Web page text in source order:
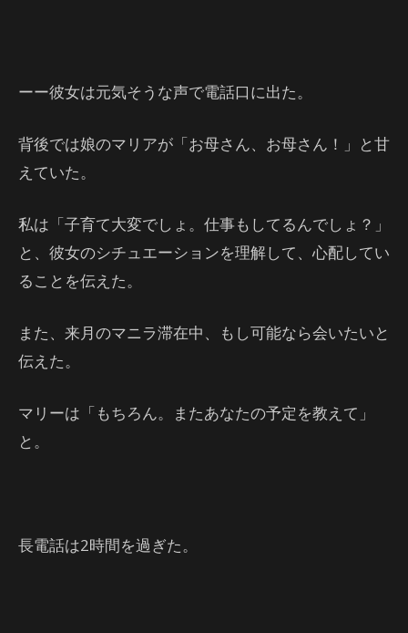
ーー彼女は元気そうな声で電話口に出た。
背後では娘のマリアが「お母さん、お母さん！」と甘
えていた。
私は「子育て大変でしょ。仕事もしてるんでしょ？」
と、彼女のシチュエーションを理解して、心配してい
ることを伝えた。
また、来月のマニラ滞在中、もし可能なら会いたいと
伝えた。
マリーは「もちろん。またあなたの予定を教えて」
と。
長電話は2時間を過ぎた。